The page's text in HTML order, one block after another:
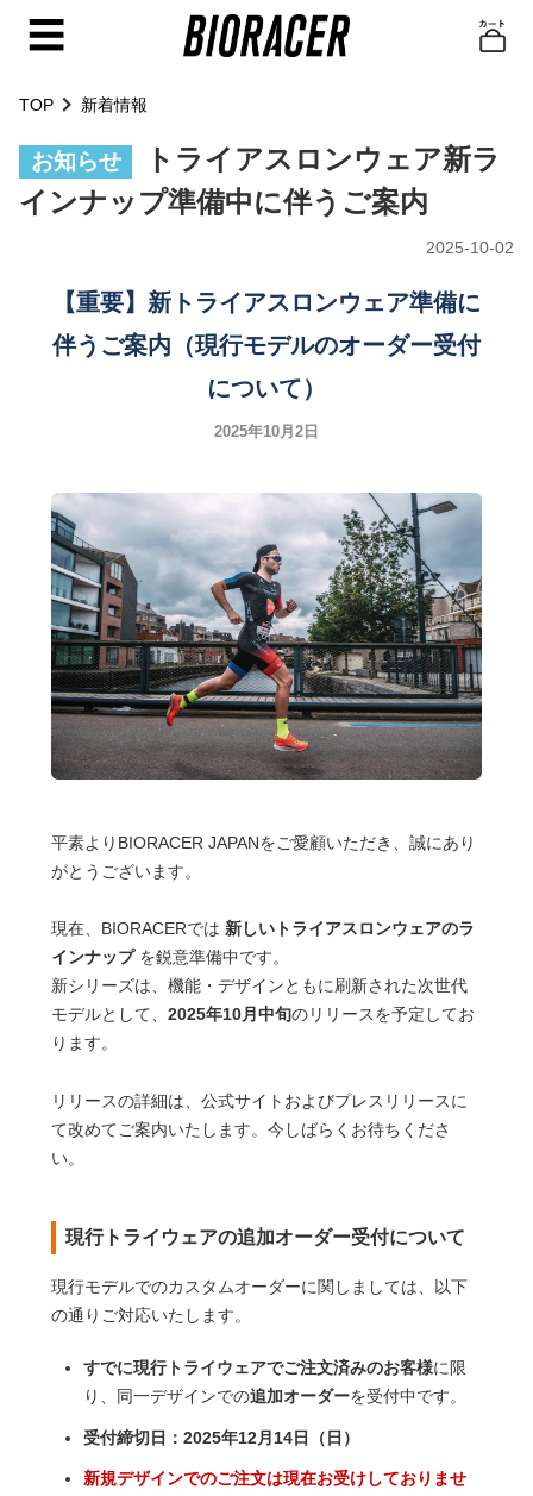
☰
TOP 新着情報
お知らせ
トライアスロンウェア新ラ
インナップ準備中に伴うご案内
2025-10-02
【重要】新トライアスロンウェア準備に
伴うご案内（現行モデルのオーダー受付
について）
2025年10月2日
平素よりBIORACER JAPANをご愛顧いただき、誠にあり
がとうございます。
現在、BIORACERでは 新しいトライアスロンウェアのラ
インナップを鋭意準備中です。
新シリーズは、機能・デザインともに刷新された次世代
モデルとして、 2025年10月中旬のリリースを予定してお
ります。
リリースの詳細は、公式サイトおよびプレスリリースに
て改めてご案内いたします。今しばらくお待ちくださ
い。
現行トライウェアの追加オーダー受付について
現行モデルでのカスタムオーダーに関しましては、以下
の通りご対応いたします。
すでに現行トライウェアでご注文済みのお客様に限
り、同一デザインでの追加オーダーを受付中です。
受付締切日：2025年12月14日（日）
新規デザインでのご注文は現在お受けしておりませ